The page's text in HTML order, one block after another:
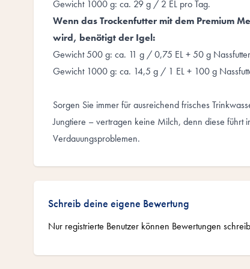
Gewicht 1000 g: ca. 29 g / 2 EL pro Tag.
Wenn das Trockenfutter mit dem Premium
wird, benötigt der Igel:
Gewicht 500 g: ca. 11 g / 0,75 EL + 50 g
Gewicht 1000 g: ca. 14,5 g / 1 EL + 100 g
Sorgen Sie immer für ausreichend frisches
Jungtiere – vertragen keine Milch, denn diese führt
Verdauungsproblemen.
Schreib deine eigene Bewertung
Nur registrierte Benutzer können Bewertungen